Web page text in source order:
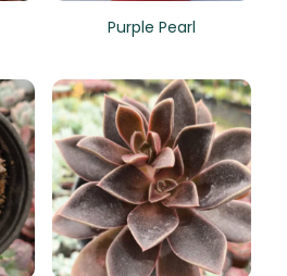
Purple Pearl